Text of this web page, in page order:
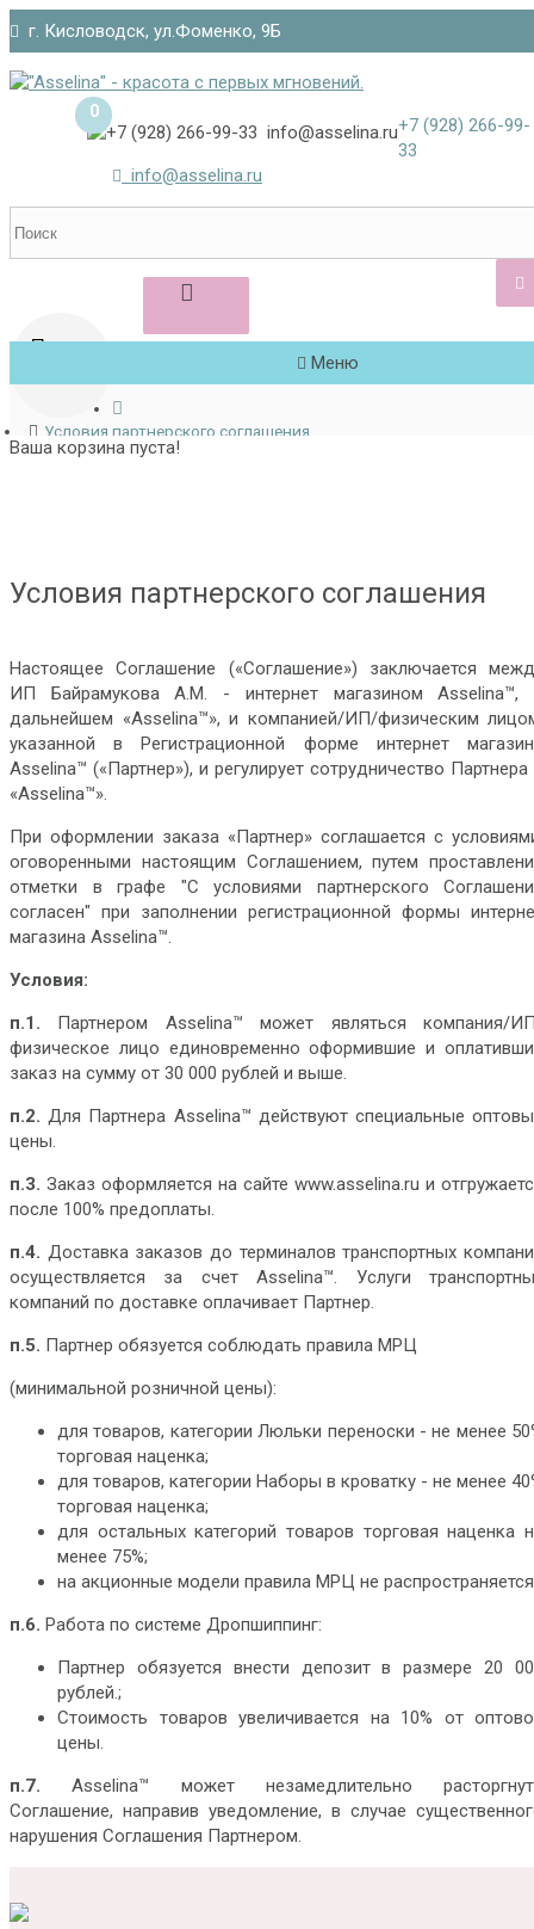
г. Кисловодск, ул.Фоменко, 9Б
+7 (928) 266-99-
33
info@asselina.ru
0
Ваша корзина пуста!
Меню
Условия партнерского соглашения
Условия партнерского соглашения
Настоящее Соглашение («Соглашение») заключается
ИП Байрамукова А.М. - интернет магазином Asselina™,
дальнейшем «Asselina™», и компанией/ИП/физическим
указанной в Регистрационной форме интернет
Asselina™ («Партнер»), и регулирует сотрудничество Партнера
«Asselina™».
При оформлении заказа «Партнер» соглашается с
оговоренными настоящим Соглашением, путем
отметки в графе "С условиями партнерского
согласен" при заполнении регистрационной формы
магазина Asselina™.
Условия:
п.1. Партнером Asselina™ может являться компания/
физическое лицо единовременно оформившие и
заказ на сумму от 30 000 рублей и выше.
п.2. Для Партнера Asselina™ действуют специальные
цены.
п.3. Заказ оформляется на сайте www.asselina.ru и
после 100% предоплаты.
п.4. Доставка заказов до терминалов транспортных
осуществляется за счет Asselina™. Услуги
компаний по доставке оплачивает Партнер.
п.5. Партнер обязуется соблюдать правила МРЦ
(минимальной розничной цены):
для товаров, категории Люльки переноски - не менее
торговая наценка;
для товаров, категории Наборы в кроватку - не менее
торговая наценка;
для остальных категорий товаров торговая наценка
менее 75%;
на акционные модели правила МРЦ не
п.6. Работа по системе Дропшиппинг:
Партнер обязуется внести депозит в размере 20
рублей.;
Стоимость товаров увеличивается на 10% от
цены.
п.7. Asselina™ может незамедлительно
Соглашение, направив уведомление, в случае
нарушения Соглашения Партнером.